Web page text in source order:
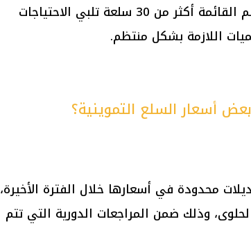
داخل المنظومة التموينية، حيث تضم القائمة أكثر من 30 سلعة تلبي الاحتياجات
اللازمة بشكل منتظم.
أسعار السلع التموينية؟
محدودة في أسعارها خلال الفترة الأخيرة،
وذلك ضمن المراجعات الدورية التي تتم